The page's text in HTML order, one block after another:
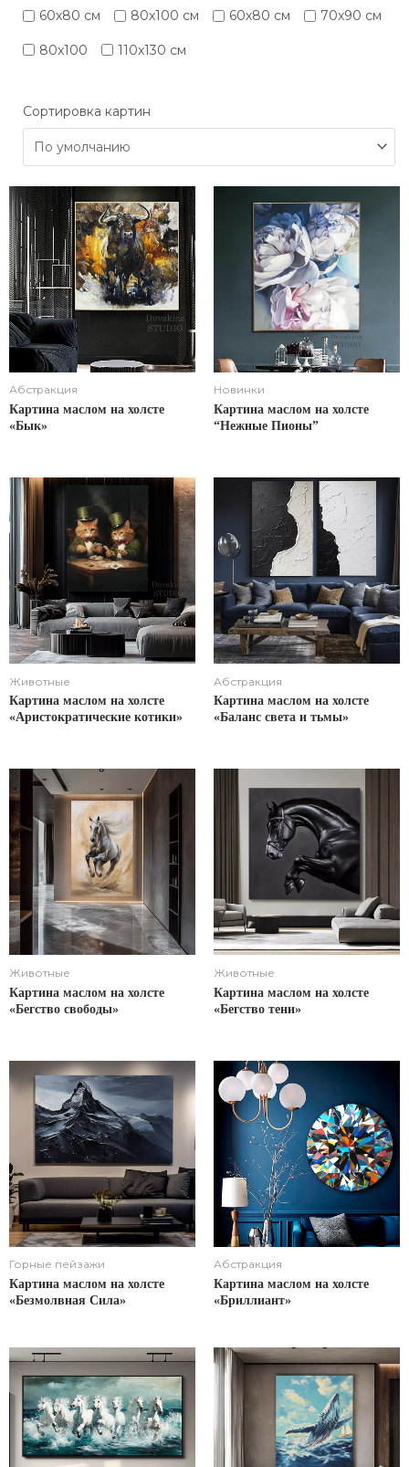
60x80 cм
80x100 см 60х80 см 70x90 см
80x100 110x130 см
Сортировка картин
Абстракция
Картина маслом на холсте
«Бык»
Новинки
Картина маслом на холсте
“Нежные Пионы”
Животные
Картина маслом на холсте
«Аристократические котики»
Абстракция
Картина маслом на холсте
«Баланс света и тьмы»
Животные
Картина маслом на холсте
«Бегство свободы»
Животные
Картина маслом на холсте
«Бегство тени»
Горные пейзажи
Картина маслом на холсте
«Безмолвная Сила»
Абстракция
Картина маслом на холсте
«Бриллиант»